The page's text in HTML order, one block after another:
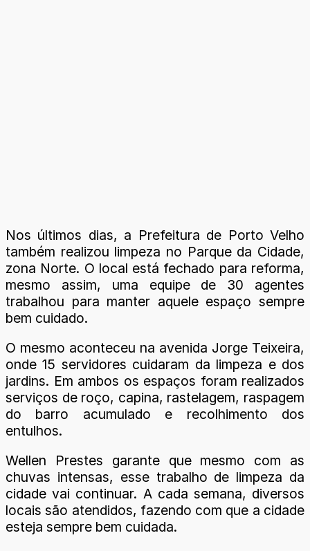
Nos últimos dias, a Prefeitura de Porto Velho
também realizou limpeza no Parque da Cidade,
zona Norte. O local está fechado para reforma,
mesmo assim, uma equipe de 30 agentes
trabalhou para manter aquele espaço sempre
bem cuidado.
O mesmo aconteceu na avenida Jorge Teixeira,
onde 15 servidores cuidaram da limpeza e dos
jardins. Em ambos os espaços foram realizados
serviços de roço, capina, rastelagem, raspagem
do barro acumulado e recolhimento dos
entulhos.
Wellen Prestes garante que mesmo com as
chuvas intensas, esse trabalho de limpeza da
cidade vai continuar. A cada semana, diversos
locais são atendidos, fazendo com que a cidade
esteja sempre bem cuidada.